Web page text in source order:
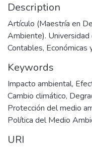
Description
Artículo (Maestría en
Ambiente). Universidad
Contables,
Keywords
Impacto ambiental,
Cambio climático,
Protección del medio
Política del Medio
URI